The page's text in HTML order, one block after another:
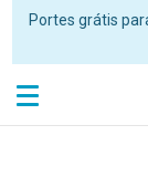
Portes grátis